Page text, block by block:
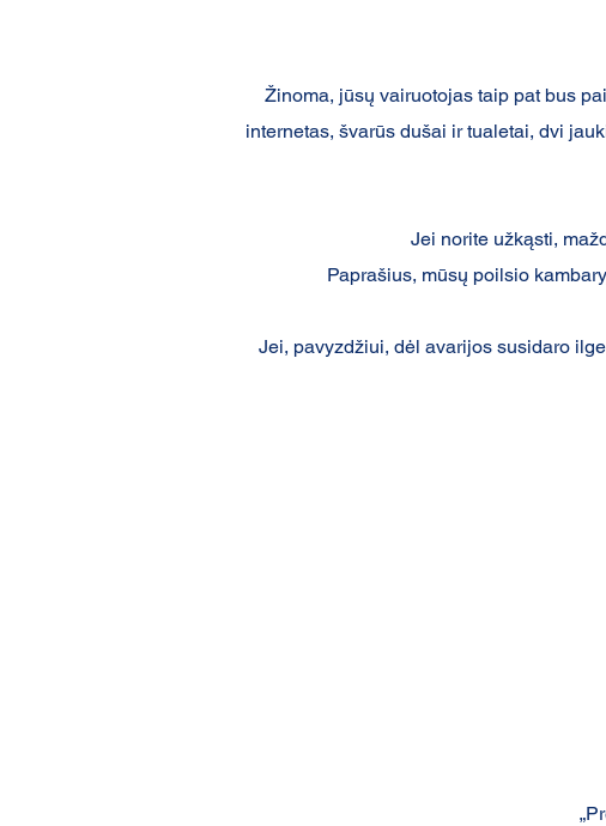
Žinoma, jūsų vairuotojas taip pat bus
internetas, švarūs dušai ir tualetai, dvi
Jei norite užkąsti,
Paprašius, mūsų poilsio
Jei, pavyzdžiui, dėl avarijos susidaro